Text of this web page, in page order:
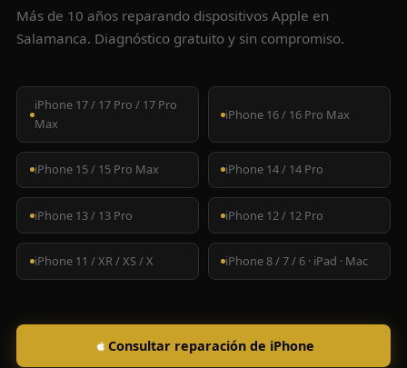
Más de 10 años reparando dispositivos Apple en
Salamanca. Diagnóstico gratuito y sin compromiso.
iPhone 17 / 17 Pro / 17 Pro
Max
iPhone 16 / 16 Pro Max
iPhone 15 / 15 Pro Max iPhone 14 / 14 Pro
iPhone 13 / 13 Pro iPhone 12 / 12 Pro
iPhone 11 / XR / XS / X iPhone 8 / 7 / 6 · iPad · Mac
Consultar reparación de iPhone